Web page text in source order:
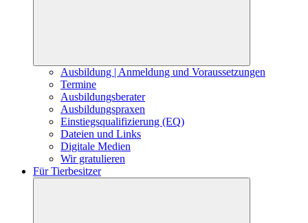
Ausbildung | Anmeldung und Voraussetzungen
Termine
Ausbildungsberater
Ausbildungspraxen
Einstiegsqualifizierung (EQ)
Dateien und Links
Digitale Medien
Wir gratulieren
Für Tierbesitzer